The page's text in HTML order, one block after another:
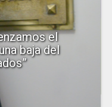
el
baja del